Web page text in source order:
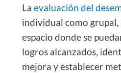
La evaluación del
individual como
espacio donde se
logros alcanzados,
mejora y establecer